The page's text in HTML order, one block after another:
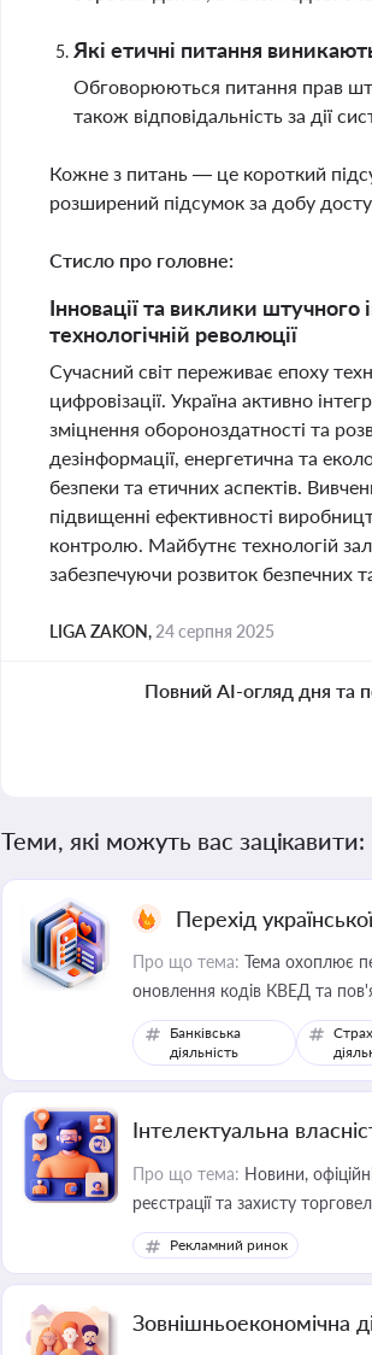
Які етичні питання
Обговорюються питання прав
також відповідальність за дії
Кожне з питань — це короткий
розширений підсумок за добу
Стисло про головне:
Інновації та виклики
технологічній революції
Сучасний світ переживає епоху
цифровізації. Україна активно
зміцнення обороноздатності та
дезінформації, енергетична та
безпеки та етичних аспектів.
підвищенні ефективності
контролю. Майбутнє технологій
забезпечуючи розвиток безпечних
LIGA ZAKON, 24 серпня 2025
Повний AI-огляд дня та
Теми, які можуть вас зацікавити:
Перехід
Про що тема: Тема охоплює
оновлення кодів КВЕД та
Банківська
діяльність
Інтелектуальна
Про що тема: Новини,
реєстрації та захисту
законодавстві у цій сфері
Рекламний ринок
Зовнішньоекономічна